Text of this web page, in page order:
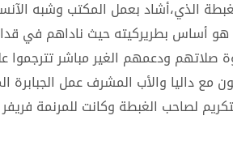
الذي،أشاد بعمل المكتب وشبه
هو أساس بطريركيته حيث ناداهم في
صلاتهم ودعمهم الغير مباشر
مع داليا والأب المشرف عمل الجبابرة
لصاحب الغبطة وكانت للمرنمة